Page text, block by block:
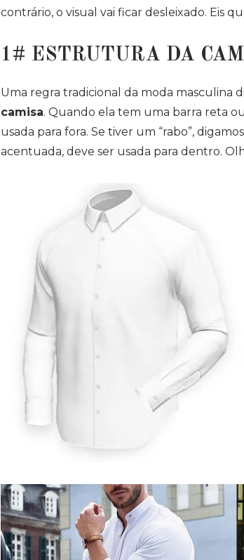
contrário, o visual vai ficar desleixado. Eis
1# ESTRUTURA DA
Uma regra tradicional da moda masculina
camisa. Quando ela tem uma barra reta
usada para fora. Se tiver um “rabo”,
acentuada, deve ser usada para dentro.